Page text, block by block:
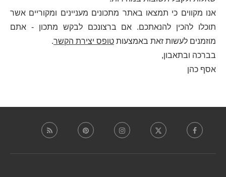
אנו מקווים כי תמצאו באתר מתכונים מעניינים ומקוריים אשר
תוכלו להכין להנאתכם. אם ברצונכם לבקש מתכון - אתם
מוזמנים לעשות זאת באמצעות טופס יצירת הקשר.
בברכה ובתאבון,
אסף כהן